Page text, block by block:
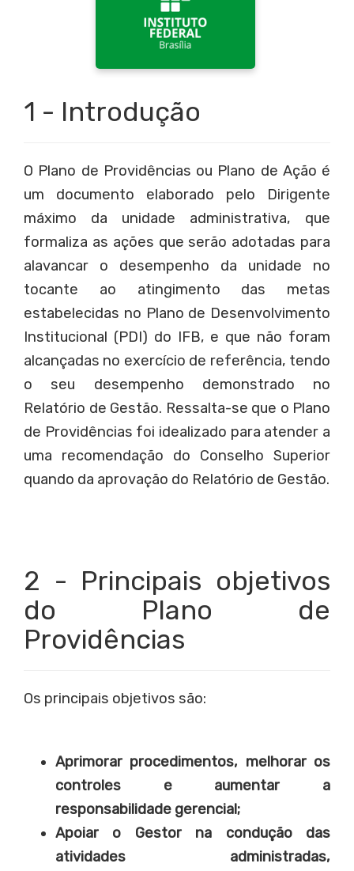
1 - Introdução
O Plano de Providências ou Plano de Ação é
um documento elaborado pelo Dirigente
máximo da unidade administrativa, que
formaliza as ações que serão adotadas para
alavancar o desempenho da unidade no
tocante ao atingimento das metas
estabelecidas no Plano de Desenvolvimento
Institucional (PDI) do IFB, e que não foram
alcançadas no exercício de referência, tendo
o seu desempenho demonstrado no
Relatório de Gestão. Ressalta-se que o Plano
de Providências foi idealizado para atender a
uma recomendação do Conselho Superior
quando da aprovação do Relatório de Gestão.
2 - Principais objetivos
do Plano de
Providências
Os principais objetivos são:
Aprimorar procedimentos, melhorar os
controles e aumentar a
responsabilidade gerencial;
Apoiar o Gestor na condução das
atividades administradas,